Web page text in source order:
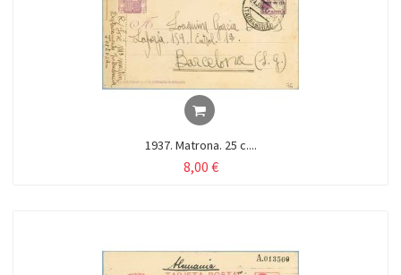
1937. Matrona. 25 c....
8,00 €